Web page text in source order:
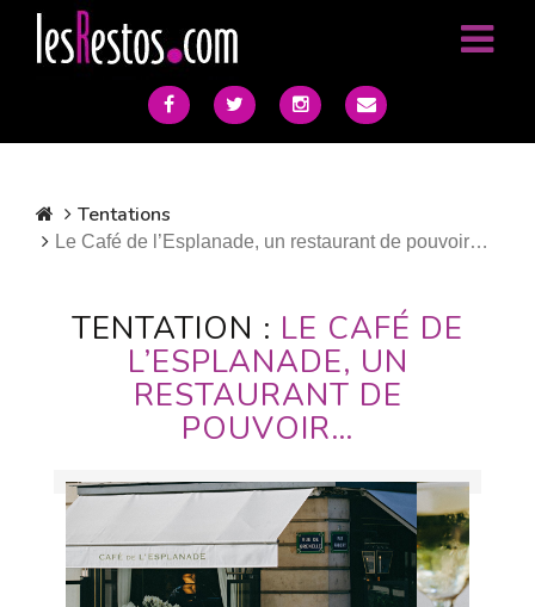
Tentations
Le Café de l’Esplanade, un restaurant de pouvoir…
TENTATION : LE CAFÉ DE
L’ESPLANADE, UN
RESTAURANT DE
POUVOIR…